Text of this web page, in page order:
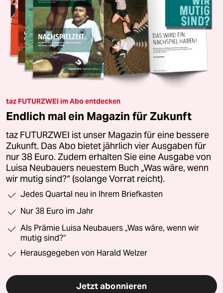
taz FUTURZWEI im Abo entdecken
Endlich mal ein Magazin für Zukunft
taz FUTURZWEI ist unser Magazin für eine bessere
Zukunft. Das Abo bietet jährlich vier Ausgaben für
nur 38 Euro. Zudem erhalten Sie eine Ausgabe von
Luisa Neubauers neuestem Buch „Was wäre, wenn
wir mutig sind?“ (solange Vorrat reicht).
Jedes Quartal neu in Ihrem Briefkasten
Nur 38 Euro im Jahr
Als Prämie Luisa Neubauers „Was wäre, wenn wir
mutig sind?“
Herausgegeben von Harald Welzer
Jetzt abonnieren